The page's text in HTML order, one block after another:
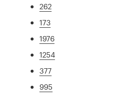
262
173
1976
1254
377
995